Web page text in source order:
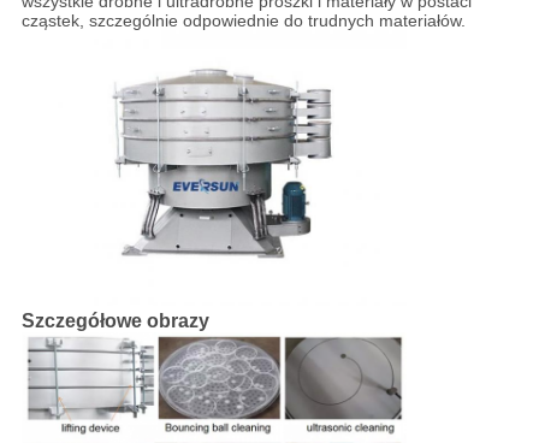
cząstek, szczególnie odpowiednie do trudnych materiałów.
Szczegółowe obrazy